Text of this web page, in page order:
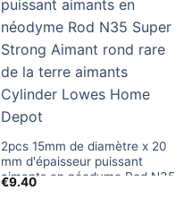
2pcs 15mm de diamètre x 20
mm d'épaisseur puissant
aimants en néodyme Rod N35
Super Strong Aimant rond rare
€9.40